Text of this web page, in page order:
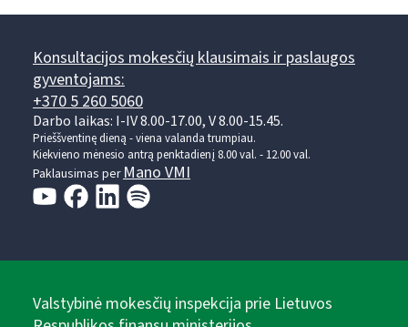
Konsultacijos mokesčių klausimais ir paslaugos
gyventojams:
+370 5 260 5060
Darbo laikas: I-IV 8.00-17.00, V 8.00-15.45.
Prieššventinę dieną - viena valanda trumpiau.
Kiekvieno mėnesio antrą penktadienį 8.00 val. - 12.00 val.
Paklausimas perMano VMI
Valstybinė mokesčių inspekcija prie Lietuvos